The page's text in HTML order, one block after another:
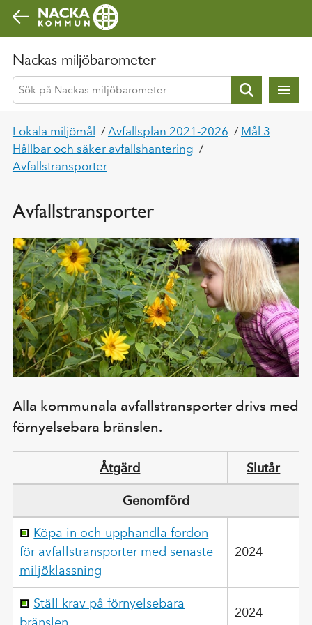
Gå direkt till sidans innehåll
Nackas miljöbarometer
Sök
Lokala miljömål / Avfallsplan 2021-2026 / Mål 3
Hållbar och säker avfallshantering /
Avfallstransporter
Avfallstransporter
Alla kommunala avfallstransporter drivs med
förnyelsebara bränslen.
Åtgärd Slutår
Genomförd
Köpa in och upphandla fordon
för avfallstransporter med senaste
miljöklassning
2024
Ställ krav på förnyelsebara
2024